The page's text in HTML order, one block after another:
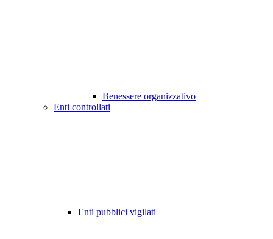
Benessere organizzativo
Enti controllati
Enti pubblici vigilati